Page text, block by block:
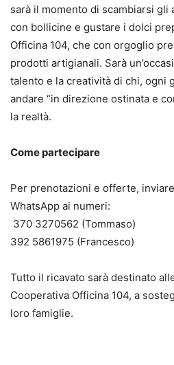
sarà il momento di scambiarsi gli
con bollicine e gustare i dolci
Officina 104, che con orgoglio
prodotti artigianali. Sarà
talento e la creatività di chi, ogni
andare “in direzione ostinata e
la realtà.
Come partecipare
Per prenotazioni e offerte,
WhatsApp ai numeri:
370 3270562 (Tommaso)
392 5861975 (Francesco)
Tutto il ricavato sarà destinato
Cooperativa Officina 104, a
loro famiglie.